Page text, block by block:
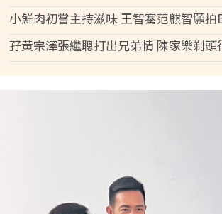
小鮮肉初嘗主持滋味 王智騫范麒智願拍
孖黃宗澤張繼聰打出兄弟情 陳家樂剃頭